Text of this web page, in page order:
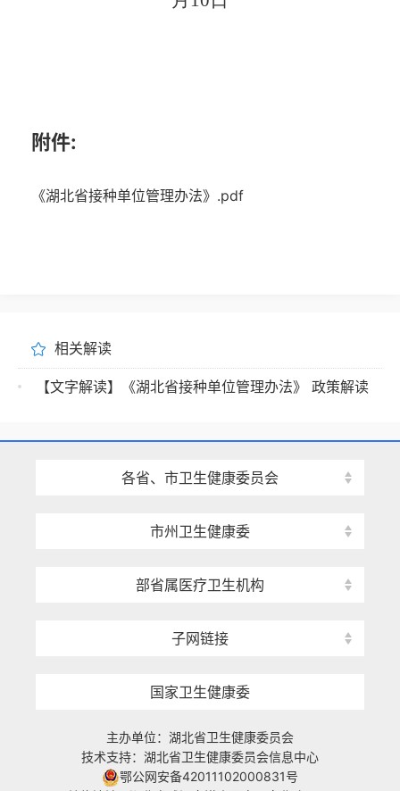
附件:
《湖北省接种单位管理办法》.pdf
相关解读
【文字解读】《湖北省接种单位管理办法》 政策解读
各省、市卫生健康委员会
市州卫生健康委
部省属医疗卫生机构
子网链接
国家卫生健康委
主办单位：湖北省卫生健康委员会
技术支持：湖北省卫生健康委员会信息中心
鄂公网安备42011102000831号